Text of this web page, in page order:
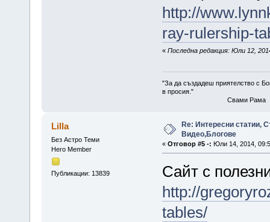
http://
ray-rulership-
« Последна редакция: Юли 12,
"За да създадеш приятелство с
в просия."
Свами Рама
Lilla
Без Астро Теми
Hero Member
Публикации: 13839
Re: Интересни статии,
Видео,Блогове
« Отговор #5 -: Юли 14, 2014,
Сайт с
http://
tables/